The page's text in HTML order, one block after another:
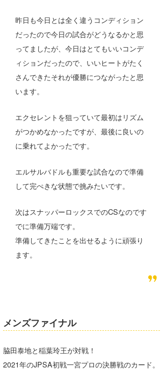
昨日も今日とは全く違うコンディション
だったので今日の試合がどうなるかと思
ってましたが、今日はとてもいいコンデ
ィションだったので、いいヒートがたく
さんできたそれが優勝につながったと思
います。
エクセレントを狙っていて最初はリズム
がつかめなかったですが、最後に良いの
に乗れてよかったです。
エルサルバドルも重要な試合なので準備
して完ぺきな状態で挑みたいです。
次はスナッパーロックスでのCSなのです
でに準備万端です。
準備してきたことを出せるように頑張り
ます。
メンズファイナル
脇田泰地と稲葉玲王が対戦！
2021年のJPSA初戦一宮プロの決勝戦のカード。